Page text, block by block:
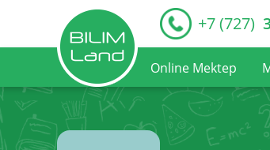
+7 (727)
Online Mektep